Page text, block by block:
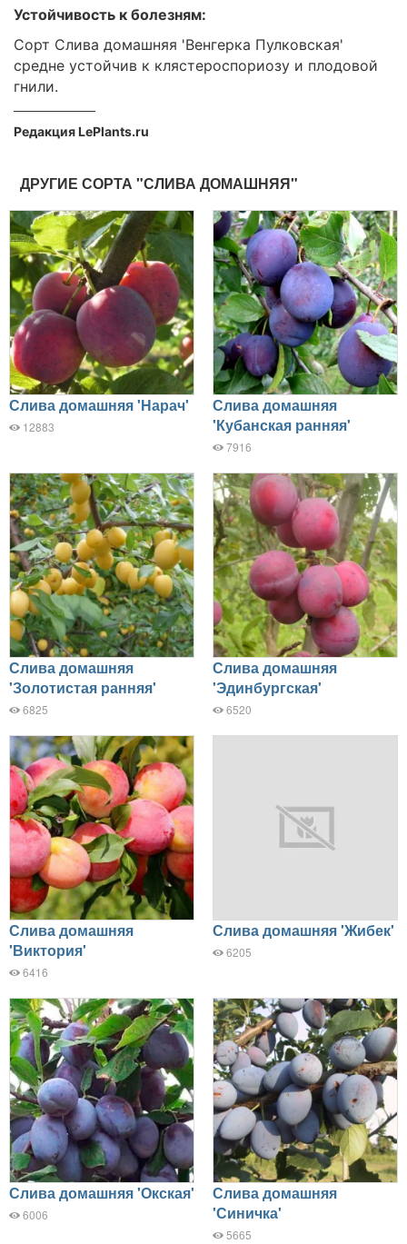
Устойчивость к болезням:
Сорт Слива домашняя 'Венгерка Пулковская'
средне устойчив к клястероспориозу и плодовой
гнили.
Редакция LePlants.ru
ДРУГИЕ СОРТА "СЛИВА ДОМАШНЯЯ"
Слива домашняя 'Нарач'
12883
Слива домашняя
'Кубанская ранняя'
7916
Слива домашняя
'Золотистая ранняя'
6825
Слива домашняя
'Эдинбургская'
6520
Слива домашняя
'Виктория'
6416
Слива домашняя 'Жибек'
6205
Слива домашняя 'Окская'
6006
Слива домашняя
'Синичка'
5665